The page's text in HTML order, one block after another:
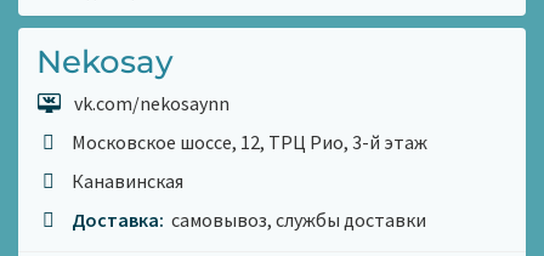
Nekosay
vk.com/nekosaynn
Московское шоссе, 12, ТРЦ Рио, 3-й этаж
Канавинская
Доставка: самовывоз, службы доставки